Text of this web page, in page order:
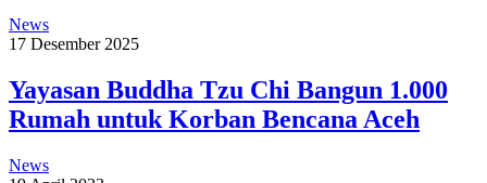
News
17 Desember 2025
Yayasan Buddha Tzu Chi Bangun 1.000
Rumah untuk Korban Bencana Aceh
News